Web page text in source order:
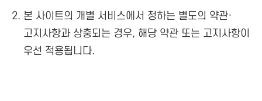
본 사이트의 개별 서비스에서 정하는 별도의 약관·
고지사항과 상충되는 경우, 해당 약관 또는 고지사항이
우선 적용됩니다.